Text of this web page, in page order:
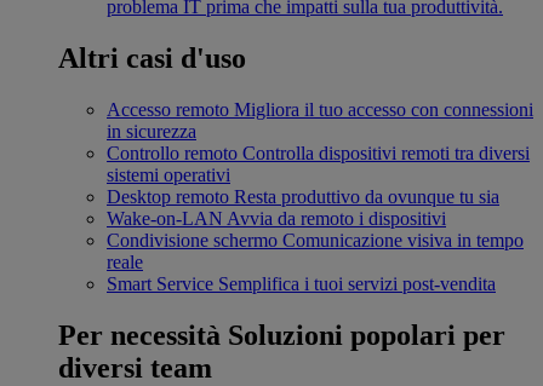
problema IT prima che impatti sulla tua produttività.
Altri casi d'uso
Accesso remoto Migliora il tuo accesso con connessioni
in sicurezza
Controllo remoto Controlla dispositivi remoti tra diversi
sistemi operativi
Desktop remoto Resta produttivo da ovunque tu sia
Wake-on-LAN Avvia da remoto i dispositivi
Condivisione schermo Comunicazione visiva in tempo
reale
Smart Service Semplifica i tuoi servizi post-vendita
Per necessità Soluzioni popolari per
diversi team